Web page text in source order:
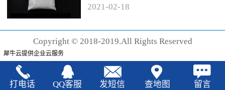
声也越来越强烈，很多厂家在利
2021-02-18
Copyright © 2018-2019.All Rights Reserved
犀牛云提供企业云服务
打电话 QQ客服 发短信 查地图 留言